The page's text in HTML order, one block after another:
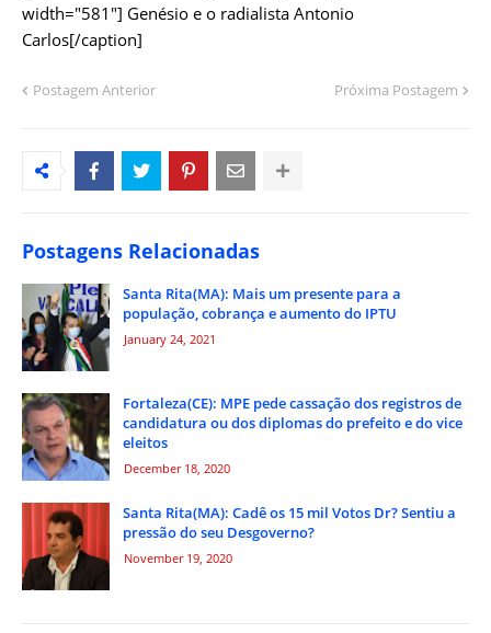
width="581"] Genésio e o radialista Antonio
Carlos[/caption]
Postagem Anterior Próxima Postagem
Postagens Relacionadas
Santa Rita(MA): Mais um presente para a
população, cobrança e aumento do IPTU
January 24, 2021
Fortaleza(CE): MPE pede cassação dos registros de
candidatura ou dos diplomas do prefeito e do vice
eleitos
December 18, 2020
Santa Rita(MA): Cadê os 15 mil Votos Dr? Sentiu a
pressão do seu Desgoverno?
November 19, 2020